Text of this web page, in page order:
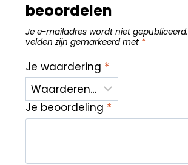
beoordelen
Je e-mailadres wordt niet gepubliceerd.
velden zijn gemarkeerd met *
Je waardering *
Je beoordeling *